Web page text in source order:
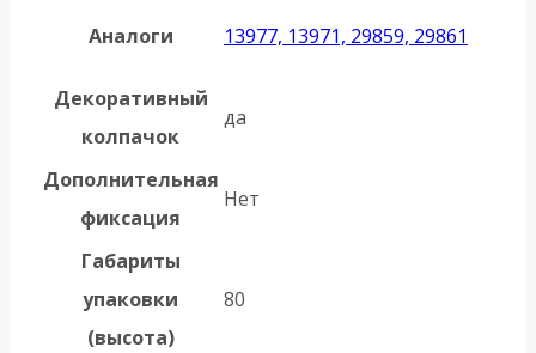
Аналоги 13977, 13971, 29859, 29861
Декоративный
колпачок
да
Дополнительная
фиксация
Нет
Габариты
упаковки
(высота)
80